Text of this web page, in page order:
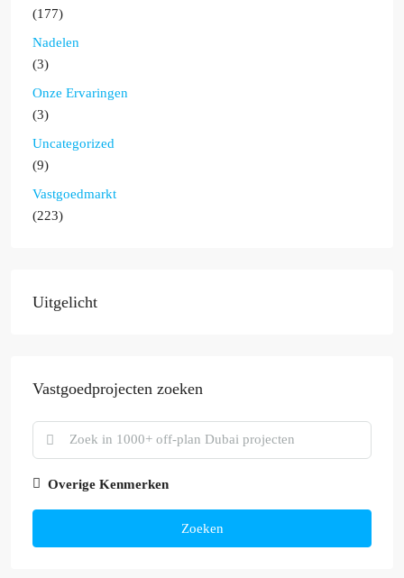
(177)
Nadelen
(3)
Onze Ervaringen
(3)
Uncategorized
(9)
Vastgoedmarkt
(223)
Uitgelicht
Vastgoedprojecten zoeken
Overige Kenmerken
Zoeken